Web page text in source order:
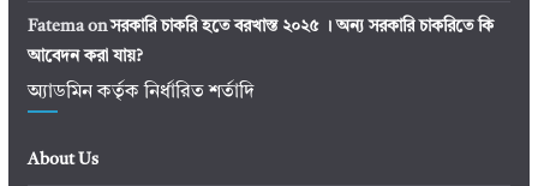
Fatemaonসরকারি চাকরি হতে বরখাস্ত ২০২৫ । অন্য সরকারি চাকরিতে কি
আবেদন করা যায়?
অ্যাডমিন কর্তৃক নির্ধারিত শর্তাদি
About Us